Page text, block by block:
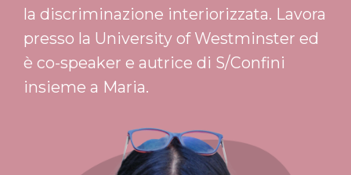
la discriminazione interiorizzata. Lavora
presso la University of Westminster ed
è co-speaker e autrice di S/Confini
insieme a Maria.